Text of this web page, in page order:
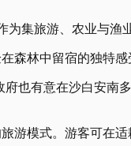
集旅游、农业与渔
森林中留宿的独特感
府也有意在沙白安
游模式。游客可在